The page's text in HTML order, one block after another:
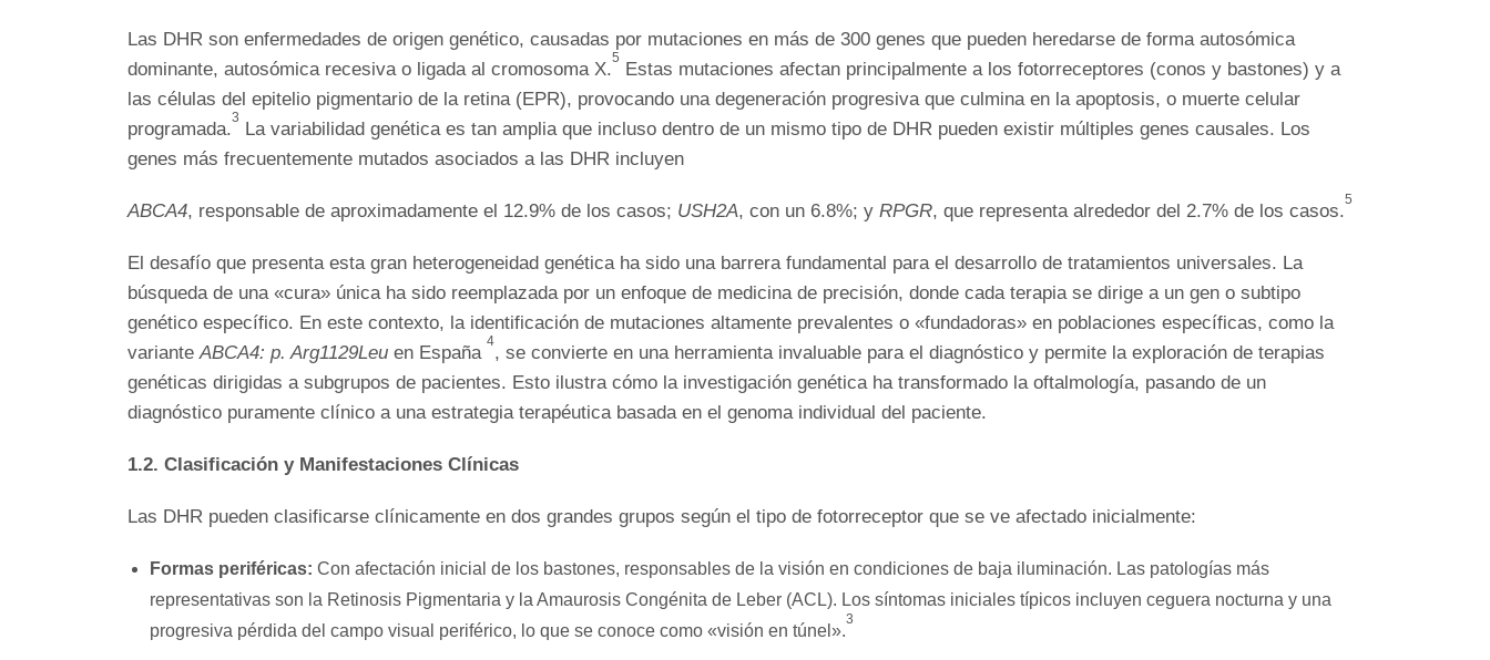
Las DHR son enfermedades de origen genético, causadas por mutaciones en más de 300 genes que pueden heredarse de forma autosómica
dominante, autosómica recesiva o ligada al cromosoma X.
5
Estas mutaciones afectan principalmente a los fotorreceptores (conos y bastones) y a
las células del epitelio pigmentario de la retina (EPR), provocando una degeneración progresiva que culmina en la apoptosis, o muerte celular
programada.
3
La variabilidad genética es tan amplia que incluso dentro de un mismo tipo de DHR pueden existir múltiples genes causales. Los
genes más frecuentemente mutados asociados a las DHR incluyen
ABCA4, responsable de aproximadamente el 12.9% de los casos; USH2A, con un 6.8%; y RPGR, que representa alrededor del 2.7% de los casos.
5
El desafío que presenta esta gran heterogeneidad genética ha sido una barrera fundamental para el desarrollo de tratamientos universales. La
búsqueda de una «cura» única ha sido reemplazada por un enfoque de medicina de precisión, donde cada terapia se dirige a un gen o subtipo
genético específico. En este contexto, la identificación de mutaciones altamente prevalentes o «fundadoras» en poblaciones específicas, como la
varianteABCA4: p. Arg1129Leu en España
4
, se convierte en una herramienta invaluable para el diagnóstico y permite la exploración de terapias
genéticas dirigidas a subgrupos de pacientes. Esto ilustra cómo la investigación genética ha transformado la oftalmología, pasando de un
diagnóstico puramente clínico a una estrategia terapéutica basada en el genoma individual del paciente.
1.2. Clasificación y Manifestaciones Clínicas
Las DHR pueden clasificarse clínicamente en dos grandes grupos según el tipo de fotorreceptor que se ve afectado inicialmente:
Formas periféricas: Con afectación inicial de los bastones, responsables de la visión en condiciones de baja iluminación. Las patologías más
representativas son la Retinosis Pigmentaria y la Amaurosis Congénita de Leber (ACL). Los síntomas iniciales típicos incluyen ceguera nocturna y una
progresiva pérdida del campo visual periférico, lo que se conoce como «visión en túnel».
3